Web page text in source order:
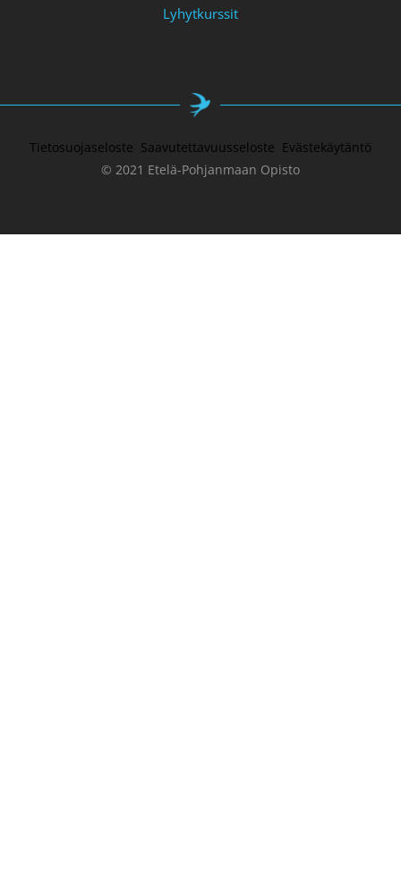
Lyhytkurssit
Tietosuojaseloste Saavutettavuusseloste Evästekäytäntö
© 2021 Etelä-Pohjanmaan Opisto